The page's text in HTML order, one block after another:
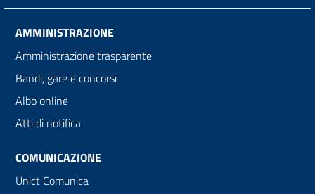
AMMINISTRAZIONE
Amministrazione trasparente
Bandi, gare e concorsi
Albo online
Atti di notifica
COMUNICAZIONE
Unict Comunica